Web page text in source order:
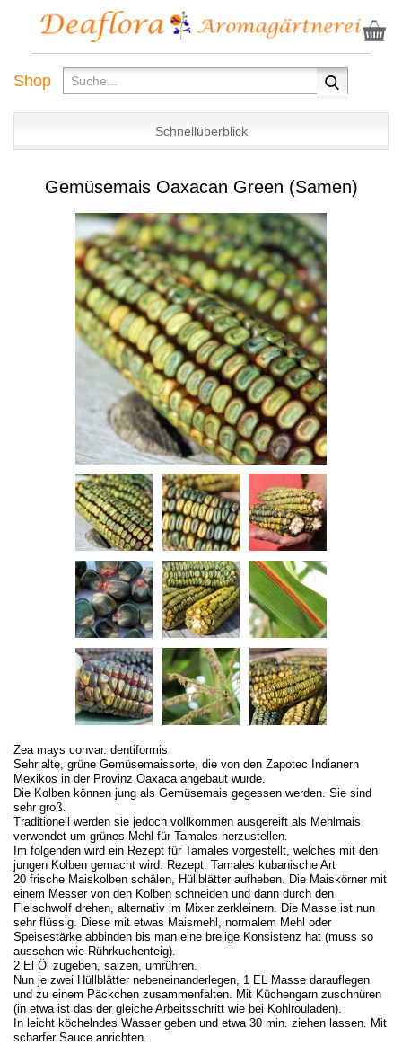
Shop
Schnellüberblick
Gemüsemais Oaxacan Green (Samen)
Zea mays convar. dentiformis
Sehr alte, grüne Gemüsemaissorte, die von den Zapotec Indianern
Mexikos in der Provinz Oaxaca angebaut wurde.
Die Kolben können jung als Gemüsemais gegessen werden. Sie sind
sehr groß.
Traditionell werden sie jedoch vollkommen ausgereift als Mehlmais
verwendet um grünes Mehl für Tamales herzustellen.
Im folgenden wird ein Rezept für Tamales vorgestellt, welches mit den
jungen Kolben gemacht wird. Rezept: Tamales kubanische Art
20 frische Maiskolben schälen, Hüllblätter aufheben. Die Maiskörner mit
einem Messer von den Kolben schneiden und dann durch den
Fleischwolf drehen, alternativ im Mixer zerkleinern. Die Masse ist nun
sehr flüssig. Diese mit etwas Maismehl, normalem Mehl oder
Speisestärke abbinden bis man eine breiige Konsistenz hat (muss so
aussehen wie Rührkuchenteig).
2 El Öl zugeben, salzen, umrühren.
Nun je zwei Hüllblätter nebeneinanderlegen, 1 EL Masse darauflegen
und zu einem Päckchen zusammenfalten. Mit Küchengarn zuschnüren
(in etwa ist das der gleiche Arbeitsschritt wie bei Kohlrouladen).
In leicht köchelndes Wasser geben und etwa 30 min. ziehen lassen. Mit
scharfer Sauce anrichten.